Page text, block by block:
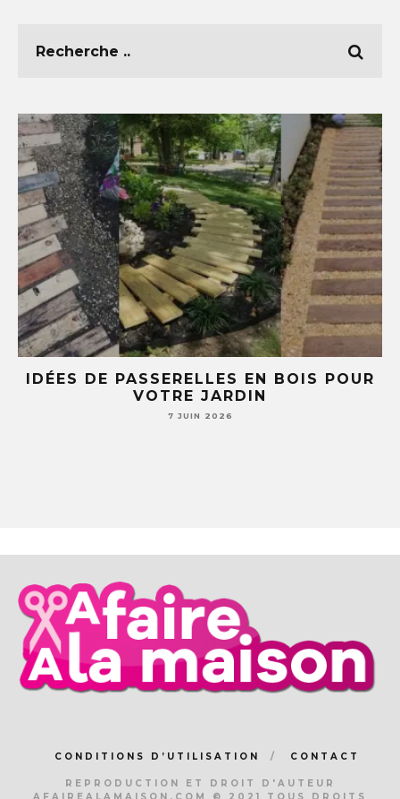
IDÉES DE PASSERELLES EN BOIS POUR
VOTRE JARDIN
7 JUIN 2026
CONDITIONS D’UTILISATION CONTACT
REPRODUCTION ET DROIT D'AUTEUR